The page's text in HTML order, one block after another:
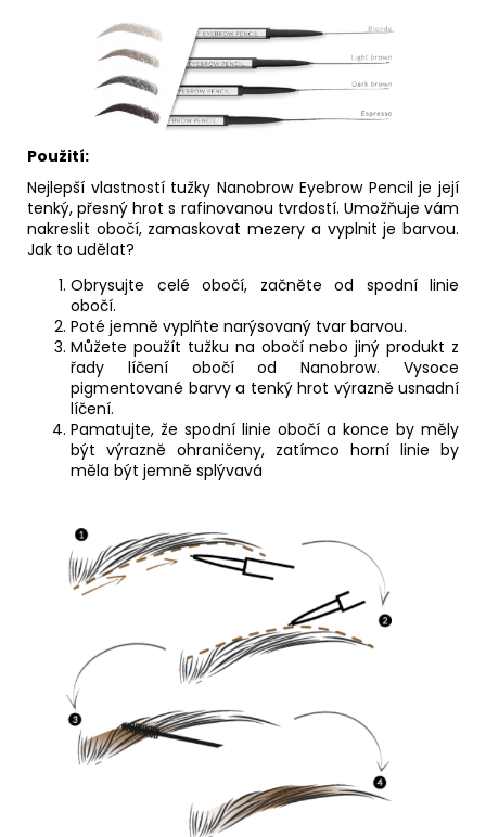
Použití:
Nejlepší vlastností tužky Nanobrow Eyebrow Pencil je její
tenký, přesný hrot s rafinovanou tvrdostí. Umožňuje vám
nakreslit obočí, zamaskovat mezery a vyplnit je barvou.
Jak to udělat?
Obrysujte celé obočí, začněte od spodní linie
obočí.
Poté jemně vyplňte narýsovaný tvar barvou.
Můžete použít tužku na obočí nebo jiný produkt z
řady líčení obočí od Nanobrow. Vysoce
pigmentované barvy a tenký hrot výrazně usnadní
líčení.
Pamatujte, že spodní linie obočí a konce by měly
být výrazně ohraničeny, zatímco horní linie by
měla být jemně splývavá